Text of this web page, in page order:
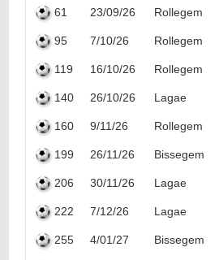
61 23/09/26 Rollegem
95 7/10/26 Rollegem
119 16/10/26 Rollegem
140 26/10/26 Lagae
160 9/11/26 Rollegem
199 26/11/26 Bissegem
206 30/11/26 Lagae
222 7/12/26 Lagae
255 4/01/27 Bissegem